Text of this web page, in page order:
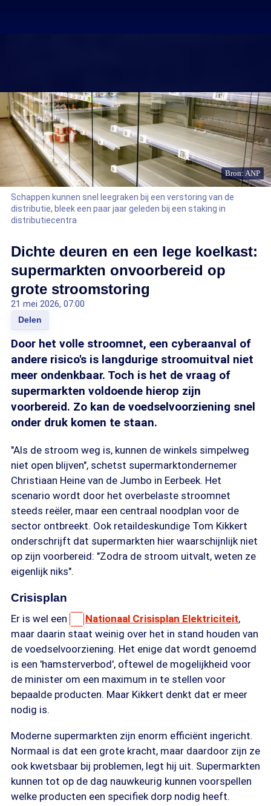
Bron: ANP
Schappen kunnen snel leegraken bij een verstoring van de
distributie, bleek een paar jaar geleden bij een staking in
distributiecentra
Dichte deuren en een lege koelkast:
supermarkten onvoorbereid op
grote stroomstoring
21 mei 2026, 07:00
Delen
Door het volle stroomnet, een cyberaanval of
andere risico's is langdurige stroomuitval niet
meer ondenkbaar. Toch is het de vraag of
supermarkten voldoende hierop zijn
voorbereid. Zo kan de voedselvoorziening snel
onder druk komen te staan.
"Als de stroom weg is, kunnen de winkels simpelweg
niet open blijven", schetst supermarktondernemer
Christiaan Heine van de Jumbo in Eerbeek. Het
scenario wordt door het overbelaste stroomnet
steeds reëler, maar een centraal noodplan voor de
sector ontbreekt. Ook retaildeskundige Tom Kikkert
onderschrijft dat supermarkten hier waarschijnlijk niet
op zijn voorbereid: "Zodra de stroom uitvalt, weten ze
eigenlijk niks".
Crisisplan
Er is wel een Nationaal Crisisplan Elektriciteit,
maar daarin staat weinig over het in stand houden van
de voedselvoorziening. Het enige dat wordt genoemd
is een 'hamsterverbod', oftewel de mogelijkheid voor
de minister om een maximum in te stellen voor
bepaalde producten. Maar Kikkert denkt dat er meer
nodig is.
Moderne supermarkten zijn enorm efficiënt ingericht.
Normaal is dat een grote kracht, maar daardoor zijn ze
ook kwetsbaar bij problemen, legt hij uit. Supermarkten
kunnen tot op de dag nauwkeurig kunnen voorspellen
welke producten een specifiek dorp nodig heeft.